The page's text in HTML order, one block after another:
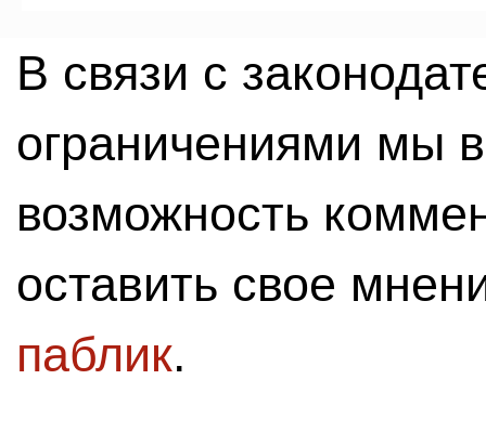
В связи с
ограничениями мы
возможность
оставить свое
паблик.